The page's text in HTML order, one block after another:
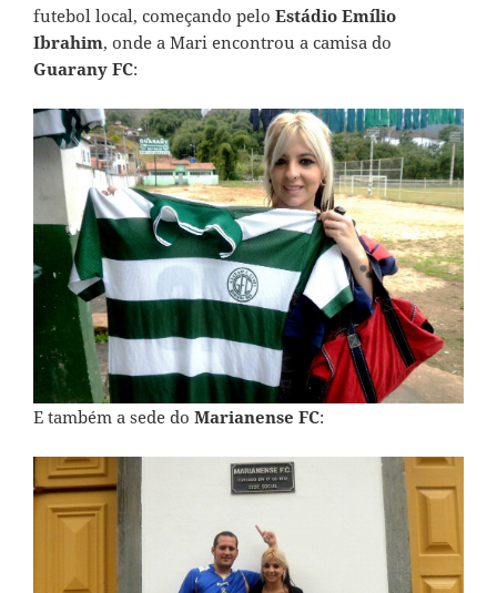
futebol local, começando pelo Estádio Emílio
Ibrahim, onde a Mari encontrou a camisa do
Guarany FC:
E também a sede do Marianense FC: